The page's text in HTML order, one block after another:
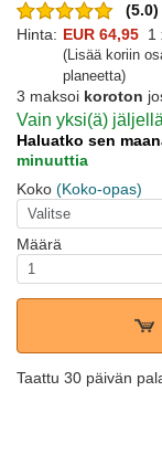
(5.0)
Hinta: EUR 64,95 1
(Lisää koriin
planeetta)
3 maksoi koroton
Vain yksi(ä)
Haluatko sen
minuuttia
Koko (Koko-opas)
Määrä
Taattu 30 päivän